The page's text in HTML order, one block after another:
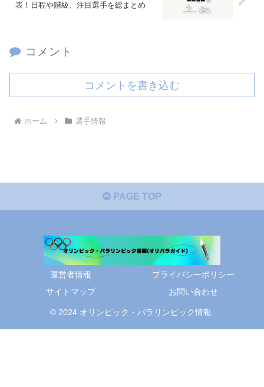
表！日程や階級、注目選手を総まとめ
コメント
コメントを書き込む
ホーム 選手情報
PAGE TOP
運営者情報
プライバシーポリシー
サイトマップ
お問い合わせ
© 2024 オリンピック・パラリンピック情報.